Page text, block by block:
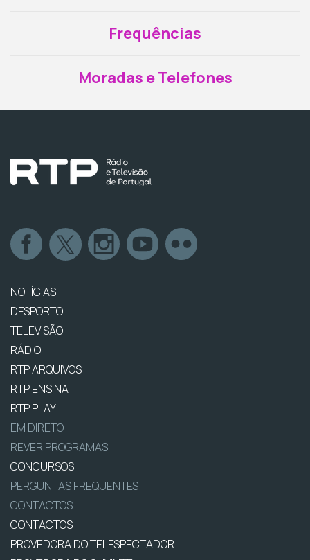
Frequências
Moradas e Telefones
NOTÍCIAS
DESPORTO
TELEVISÃO
RÁDIO
RTP ARQUIVOS
RTP ENSINA
RTP PLAY
EM DIRETO
REVER PROGRAMAS
CONCURSOS
PERGUNTAS FREQUENTES
CONTACTOS
CONTACTOS
PROVEDORA DO TELESPECTADOR